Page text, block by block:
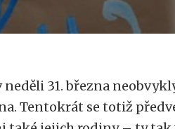
31. března
Tentokrát se totiž